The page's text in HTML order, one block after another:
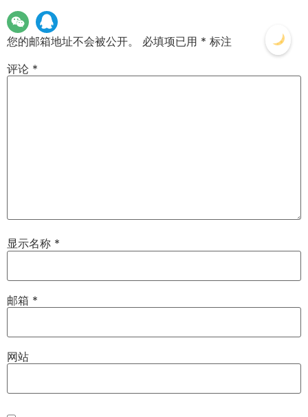
您的邮箱地址不会被公开。 必填项已用 * 标注
评论 *
显示名称 *
邮箱 *
网站